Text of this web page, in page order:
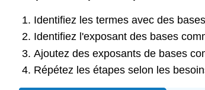
Identifiez les termes avec des
Identifiez l'exposant des bases
Ajoutez des exposants de bases
Répétez les étapes selon les